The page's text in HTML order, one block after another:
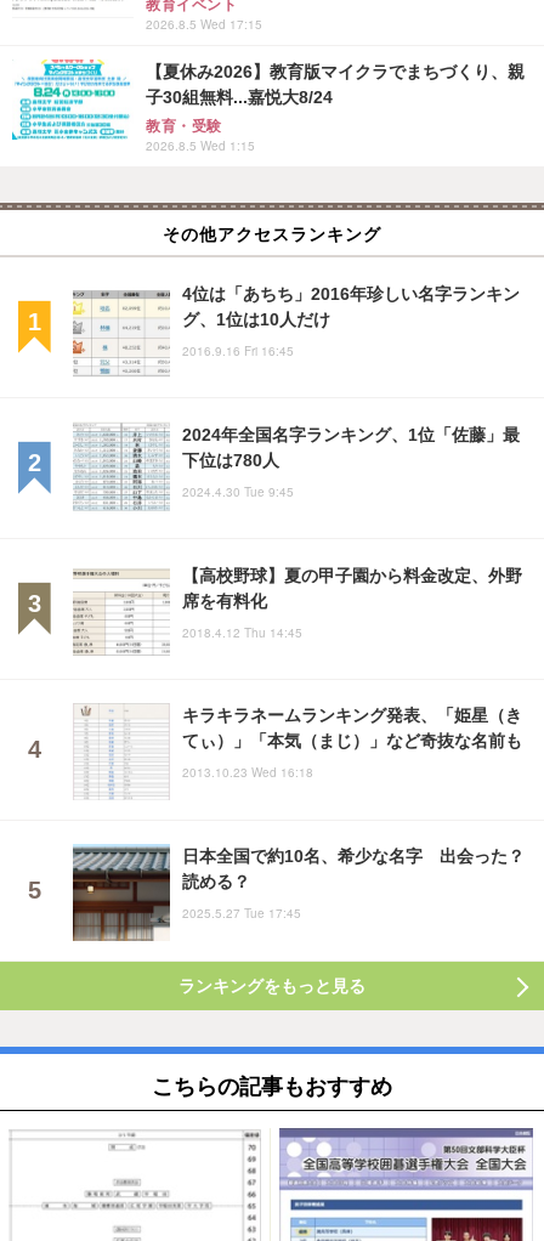
教育イベント
2026.8.5 Wed 17:15
【夏休み2026】教育版マイクラでまちづくり、親
子30組無料...嘉悦大8/24
教育・受験
2026.8.5 Wed 1:15
その他アクセスランキング
4位は「あちち」2016年珍しい名字ランキン
グ、1位は10人だけ
2016.9.16 Fri 16:45
2024年全国名字ランキング、1位「佐藤」最
下位は780人
2024.4.30 Tue 9:45
【高校野球】夏の甲子園から料金改定、外野
席を有料化
2018.4.12 Thu 14:45
キラキラネームランキング発表、「姫星（き
てぃ）」「本気（まじ）」など奇抜な名前も
2013.10.23 Wed 16:18
日本全国で約10名、希少な名字 出会った？
読める？
2025.5.27 Tue 17:45
ランキングをもっと見る
こちらの記事もおすすめ